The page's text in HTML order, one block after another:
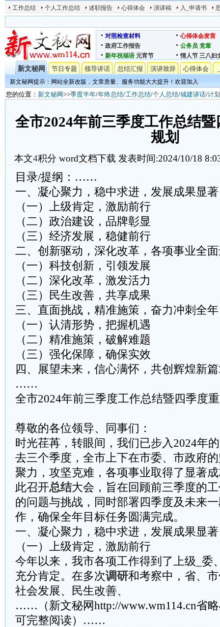
工作总结 个人工作总结 述职报告 心得体会 演讲稿 入_申请书
对照检查材料
心得体会发言
政府工作报告
公务员 党章
新年祝福语 元宵节 情人节 三八妇
新文秘网 节日专题 领导讲话 总结汇报 演讲致辞 心得体会
新文秘网提示：网站全新改版，文章质量、服务功能大大提升！欢迎加入
您的位置： 新文秘网>>季度半年/年终总结/工作总结/个人总结/城建讲话/计
全市2024年前三季度工作总结
规划
本文4积分 word文档下载 发表时间:2024/10/18
目录/提纲：……
一、凝心聚力，稳中求进，发展成果显著
（一）上级肯定，激励前行
（二）政治建设，品牌彰显
（三）经济发展，稳健前行
二、创新驱动，深化改革，各项事业全
（一）科技创新，引领发展
（二）深化改革，激发活力
（三）民生改善，共享成果
三、直面挑战，精准施策，奋力冲刺全
（一）认清形势，把握机遇
（二）精准施策，破解难题
（三）强化保障，确保实效
四、展望未来，信心满怀，共创辉煌新
……
全市2024年前三季度工作总结暨四季度
尊敬的各位领导、同事们：
时光荏苒，转眼间，我们已步入2024年
去三个季度，全市上下在市委、市政府
聚力，攻坚克难，各项事业取得了显著
此召开总结大会，旨在回顾前三季度的
的问题与挑战，同时部署四季度及未来
作，确保全年目标任务圆满完成。
一、凝心聚力，稳中求进，发展成果显著
（一）上级肯定，激励前行
今年以来，我市各项工作得到了上级_委
充分肯定。在多次调研和考察中，省、
社会发展、民生改善、
……（新文秘网http://www.wm114.cn省
可完整阅读）……